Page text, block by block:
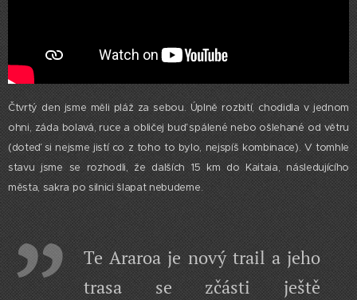
Čtvrtý den jsme měli pláž za sebou. Úplně rozbití, chodidla v jednom
ohni, záda bolavá, ruce a obličej buď spálené nebo ošlehané od větru
(doteď si nejsme jistí co z toho to bylo, nejspíš kombinace). V tomhle
stavu jsme se rozhodli, že dalších 15 km do Kaitaia, následujícího
města, sakra po silnici šlapat nebudeme.
Te Araroa je nový trail a jeho
trasa se zčásti ještě